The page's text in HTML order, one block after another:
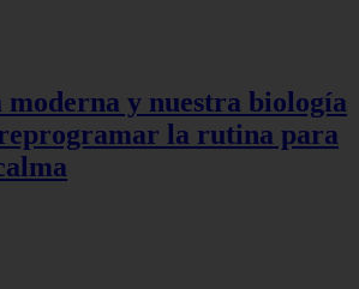
y nuestra biología
la rutina para